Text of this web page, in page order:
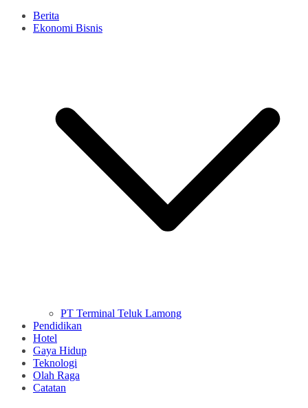
Berita
Ekonomi Bisnis
PT Terminal Teluk Lamong
Pendidikan
Hotel
Gaya Hidup
Teknologi
Olah Raga
Catatan